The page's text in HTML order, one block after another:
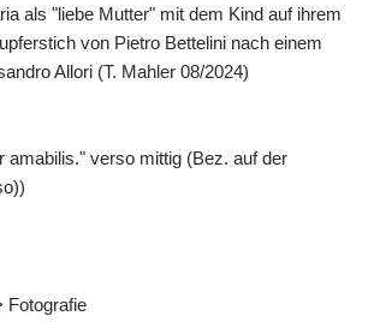
als "liebe Mutter" mit dem Kind auf ihrem
von Pietro Bettelini nach einem
Allori (T. Mahler 08/2024)
amabilis." verso mittig (Bez. auf der
Fotografie